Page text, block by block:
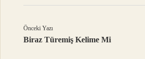
Önceki Yazı
Biraz Türemiş Kelime Mi